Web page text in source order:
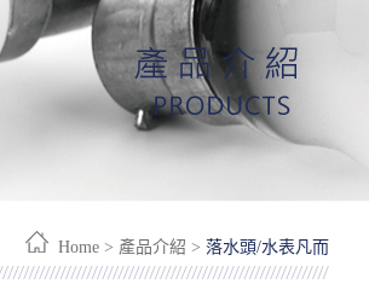
Home > 產品介紹 > 落水頭/水表凡而